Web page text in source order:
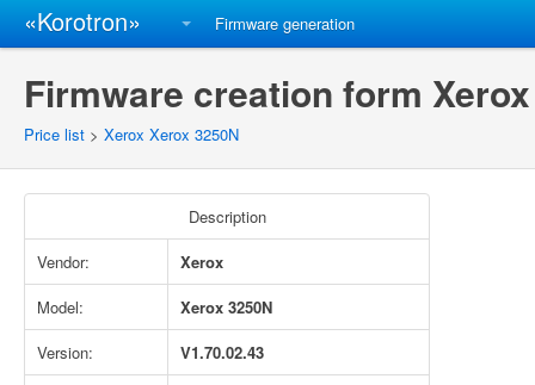
«Korotron» Firmware generation
Firmware creation form
Price list > Xerox Xerox 3250N
Description
Vendor:
Xerox
Model:
Xerox 3250N
Version:
V1.70.02.43